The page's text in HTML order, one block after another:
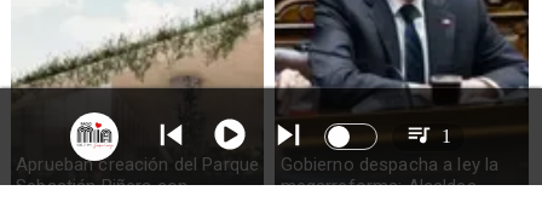
Aprueban creación del Parque
Sebastián Piñera con
Gobierno despacha a ley la
megarreforma: Alcaldes
1